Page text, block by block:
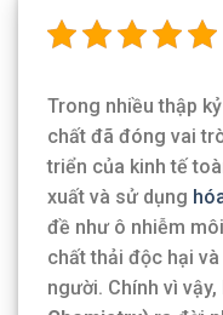
Trong nhiều thập
chất đã đóng vai
triển của kinh tế
xuất và sử dụng
đề như ô nhiễm
chất thải độc hại
người. Chính vì vậy,